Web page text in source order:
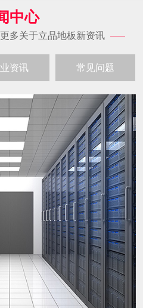
中心
多关于立品地板新资讯
资讯 常见问题